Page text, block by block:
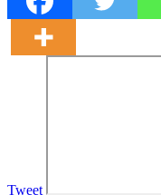
Tweet